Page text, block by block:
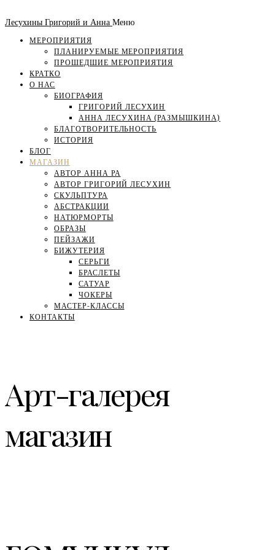
Лесухины Григорий и Анна Меню
МЕРОПРИЯТИЯ
ПЛАНИРУЕМЫЕ МЕРОПРИЯТИЯ
ПРОШЕДШИЕ МЕРОПРИЯТИЯ
КРАТКО
О НАС
БИОГРАФИЯ
ГРИГОРИЙ ЛЕСУХИН
АННА ЛЕСУХИНА (РАЗМЫШКИНА)
БЛАГОТВОРИТЕЛЬНОСТЬ
ИСТОРИЯ
БЛОГ
МАГАЗИН
АВТОР АННА РА
АВТОР ГРИГОРИЙ ЛЕСУХИН
СКУЛЬПТУРА
АБСТРАКЦИИ
НАТЮРМОРТЫ
ОБРАЗЫ
ПЕЙЗАЖИ
БИЖУТЕРИЯ
СЕРЬГИ
БРАСЛЕТЫ
САТУАР
ЧОКЕРЫ
МАСТЕР-КЛАССЫ
КОНТАКТЫ
Арт-галерея
магазин